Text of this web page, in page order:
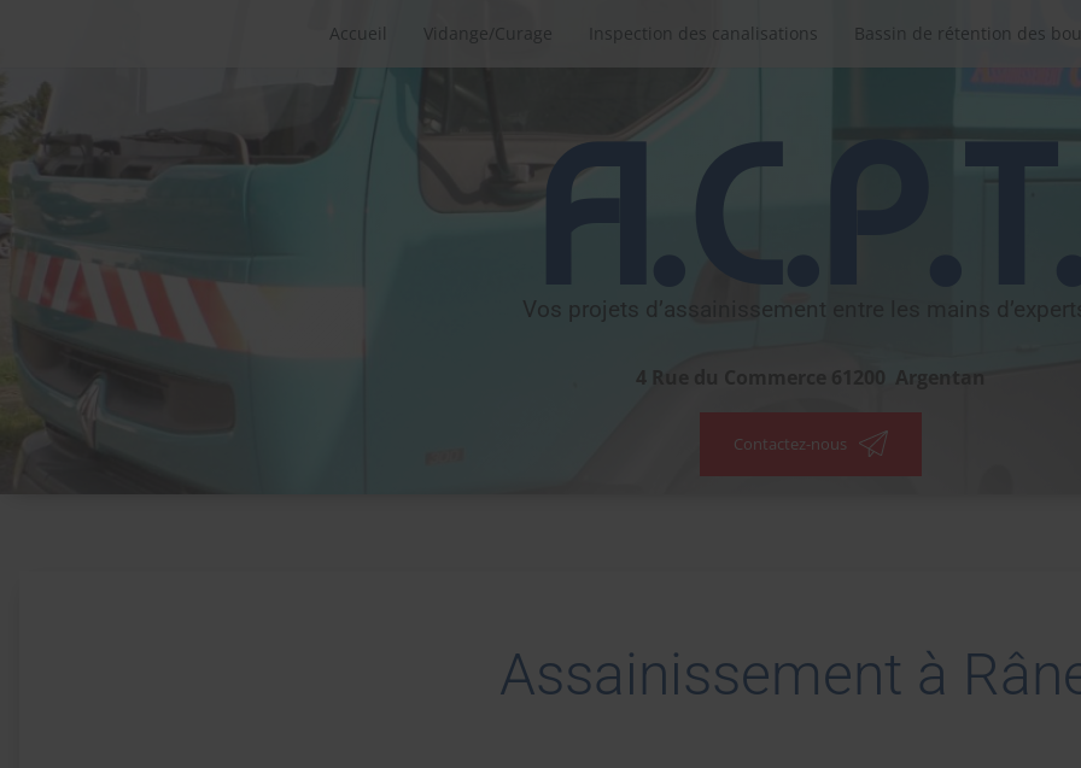
Accueil Vidange/Curage Inspection des canalisations Bassin de rétention des
Vos projets d’assainissement entre les mains
4 Rue du Commerce 61200 Argentan
Contactez-nous
Assainissement à